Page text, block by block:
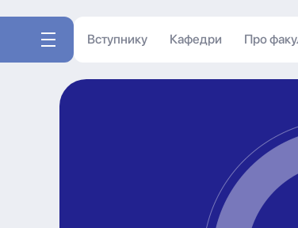
Вступнику Кафедри Про